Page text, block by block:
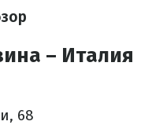
– Италия
68